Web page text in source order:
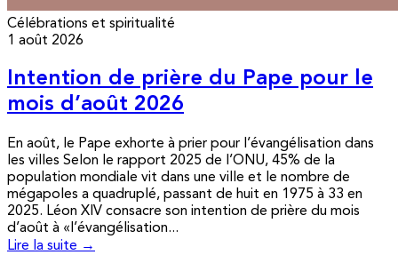
Célébrations et spiritualité
1 août 2026
Intention de prière du Pape pour le
mois d’août 2026
En août, le Pape exhorte à prier pour l’évangélisation dans
les villes Selon le rapport 2025 de l’ONU, 45% de la
population mondiale vit dans une ville et le nombre de
mégapoles a quadruplé, passant de huit en 1975 à 33 en
2025. Léon XIV consacre son intention de prière du mois
d’août à «l’évangélisation...
Lire la suite →